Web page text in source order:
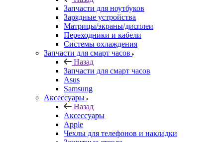
Запчасти для ноутбуков
Зарядные устройства
Матрицы/экраны/дисплеи
Переходники и кабели
Системы охлаждения
Запчасти для смарт часов
Назад
Запчасти для смарт часов
Asus
Samsung
Аксессуары
Назад
Аксессуары
Apple
Чехлы для телефонов и накладки